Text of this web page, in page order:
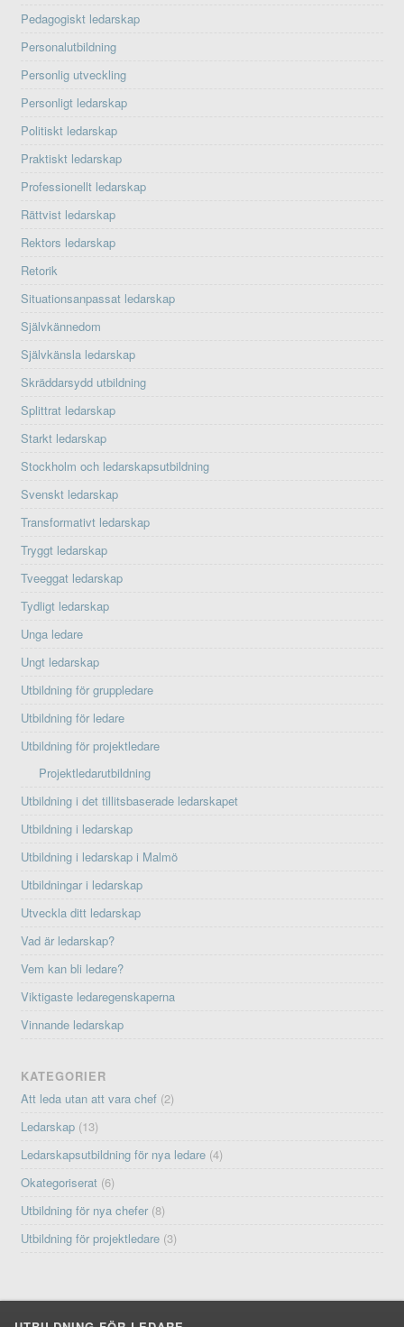
Pedagogiskt ledarskap
Personalutbildning
Personlig utveckling
Personligt ledarskap
Politiskt ledarskap
Praktiskt ledarskap
Professionellt ledarskap
Rättvist ledarskap
Rektors ledarskap
Retorik
Situationsanpassat ledarskap
Självkännedom
Självkänsla ledarskap
Skräddarsydd utbildning
Splittrat ledarskap
Starkt ledarskap
Stockholm och ledarskapsutbildning
Svenskt ledarskap
Transformativt ledarskap
Tryggt ledarskap
Tveeggat ledarskap
Tydligt ledarskap
Unga ledare
Ungt ledarskap
Utbildning för gruppledare
Utbildning för ledare
Utbildning för projektledare
Projektledarutbildning
Utbildning i det tillitsbaserade ledarskapet
Utbildning i ledarskap
Utbildning i ledarskap i Malmö
Utbildningar i ledarskap
Utveckla ditt ledarskap
Vad är ledarskap?
Vem kan bli ledare?
Viktigaste ledaregenskaperna
Vinnande ledarskap
KATEGORIER
Att leda utan att vara chef (2)
Ledarskap (13)
Ledarskapsutbildning för nya ledare (4)
Okategoriserat (6)
Utbildning för nya chefer (8)
Utbildning för projektledare (3)